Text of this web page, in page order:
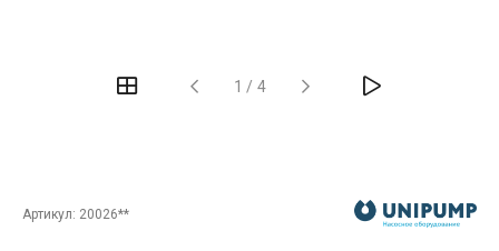
1 / 4
Артикул: 20026**